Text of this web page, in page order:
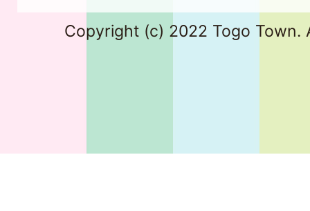
Copyright (c) 2022 Togo Town.